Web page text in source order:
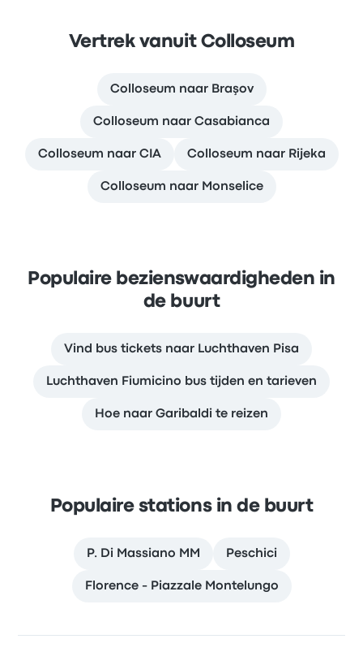
Vertrek vanuit Colloseum
Colloseum naar Braşov
Colloseum naar Casabianca
Colloseum naar CIA Colloseum naar Rijeka
Colloseum naar Monselice
Populaire bezienswaardigheden in
de buurt
Vind bus tickets naar Luchthaven Pisa
Luchthaven Fiumicino bus tijden en tarieven
Hoe naar Garibaldi te reizen
Populaire stations in de buurt
P. Di Massiano MM Peschici
Florence - Piazzale Montelungo